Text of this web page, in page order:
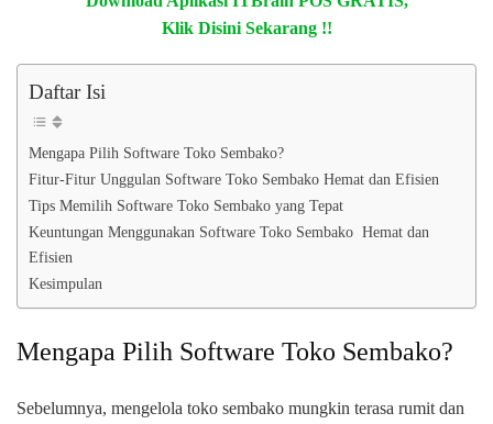
Klik Disini Sekarang !!
Daftar Isi
Mengapa Pilih Software Toko Sembako?
Fitur-Fitur Unggulan Software Toko Sembako Hemat dan Efisien
Tips Memilih Software Toko Sembako yang Tepat
Keuntungan Menggunakan Software Toko Sembako Hemat dan
Efisien
Kesimpulan
Mengapa Pilih Software Toko Sembako?
Sebelumnya, mengelola toko sembako mungkin terasa rumit dan